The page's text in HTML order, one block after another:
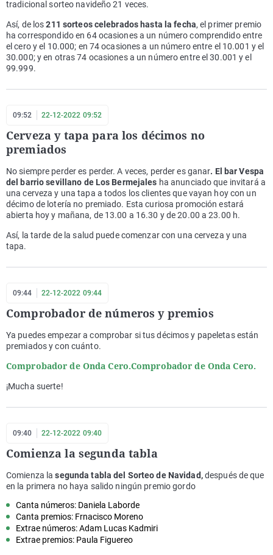
tradicional sorteo navideño 21 veces.
Así, de los211 sorteos celebrados hasta la fecha, el primer premio
ha correspondido en 64 ocasiones a un número comprendido entre
el cero y el 10.000; en 74 ocasiones a un número entre el 10.001 y el
30.000; y en otras 74 ocasiones a un número entre el 30.001 y el
99.999.
09:52 22-12-2022 09:52
Cerveza y tapa para los décimos no
premiados
No siempre perder es perder. A veces, perder es ganar. El bar Vespa
del barrio sevillano de Los Bermejales ha anunciado que invitará a
una cerveza y una tapa a todos los clientes que vayan hoy con un
décimo de lotería no premiado. Esta curiosa promoción estará
abierta hoy y mañana, de 13.00 a 16.30 y de 20.00 a 23.00 h.
Así, la tarde de la salud puede comenzar con una cerveza y una
tapa.
09:44 22-12-2022 09:44
Comprobador de números y premios
Ya puedes empezar a comprobar si tus décimos y papeletas están
premiados y con cuánto.
Comprobador de Onda Cero.Comprobador de Onda Cero.
¡Mucha suerte!
09:40 22-12-2022 09:40
Comienza la segunda tabla
Comienza lasegunda tabla del Sorteo de Navidad,después de que
en la primera no haya salido ningún premio gordo
Canta números: Daniela Laborde
Canta premios: Frnacisco Moreno
Extrae números: Adam Lucas Kadmiri
Extrae premios: Paula Figuereo